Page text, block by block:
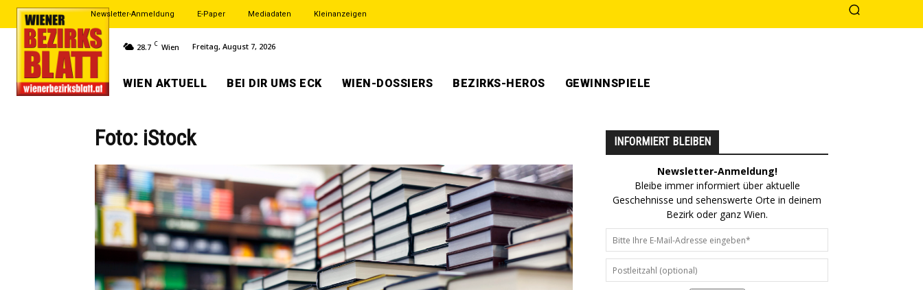
Newsletter-Anmeldung E-Paper Mediadaten Kleinanzeigen
28.7 C Wien Freitag, August 7, 2026
WIEN AKTUELL BEI DIR UMS ECK WIEN-DOSSIERS BEZIRKS-HEROS GEWINNSPIELE
Foto: iStock INFORMIERT BLEIBEN
Newsletter-Anmeldung!
Bleibe immer informiert über aktuelle
Geschehnisse und sehenswerte Orte in deinem
Bezirk oder ganz Wien.